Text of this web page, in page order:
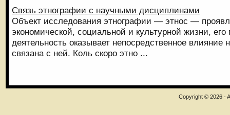
Связь этнографии с научными дисциплинами
Объект исследования этнографии — этнос —
экономической, социальной и культурной жизни, его
деятельность оказывает непосредственное
связана с ней. Коль скоро этно ...
Copyright © 2026 -